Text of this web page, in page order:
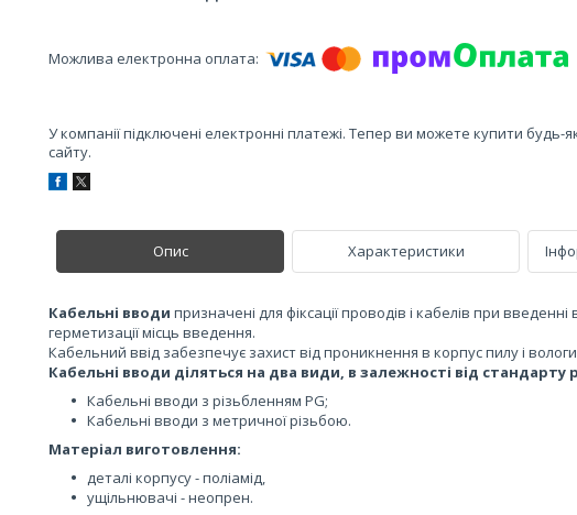
У компанії підключені електронні платежі. Тепер ви можете купити
сайту.
Опис Характеристики
Кабельні вводи призначені для фіксації проводів і кабелів при введенні
герметизації місць введення.
Кабельний ввід забезпечує захист від проникнення в корпус пилу і вологи
Кабельні вводи діляться на два види, в залежності від стандарту
Кабельні вводи з різьбленням PG;
Кабельні вводи з метричної різьбою.
Матеріал виготовлення:
деталі корпусу - поліамід,
ущільнювачі - неопрен.